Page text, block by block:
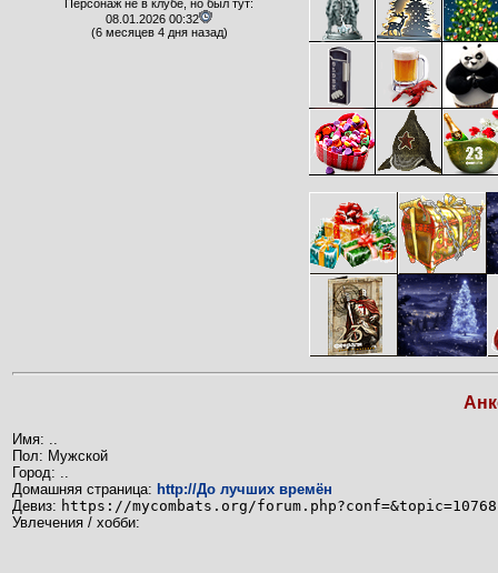
Персонаж не в клубе, но был тут:
08.01.2026 00:32
(6 месяцев 4 дня назад)
Имя: ..
Пол: Мужской
Город: ..
Домашняя страница: http://До лучших времён
Девиз: https://mycombats.org/
Увлечения / хобби: